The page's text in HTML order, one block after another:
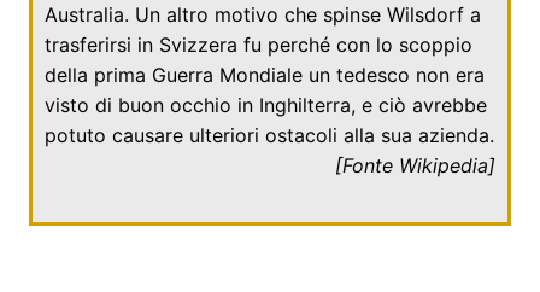
Australia. Un altro motivo che spinse Wilsdorf a
trasferirsi in Svizzera fu perché con lo scoppio
della prima Guerra Mondiale un tedesco non era
visto di buon occhio in Inghilterra, e ciò avrebbe
potuto causare ulteriori ostacoli alla sua azienda.
[Fonte Wikipedia]